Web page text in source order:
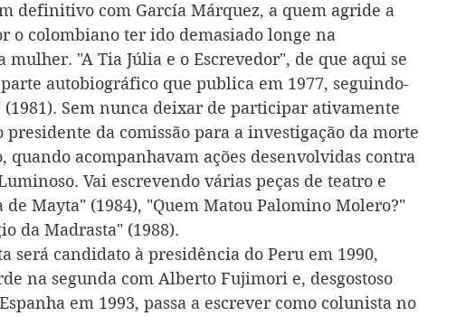
definitivo com García Márquez, a quem agride a
o colombiano ter ido demasiado longe na
"A Tia Júlia e o Escrevedor", de que aqui se
autobiográfico que publica em 1977, seguindo-
Sem nunca deixar de participar ativamente
da comissão para a investigação da morte
quando acompanhavam ações desenvolvidas contra
Vai escrevendo várias peças de teatro e
de Mayta" (1984), "Quem Matou Palomino Molero?"
da Madrasta" (1988).
será candidato à presidência do Peru em 1990,
na segunda com Alberto Fujimori e, desgostoso
em 1993, passa a escrever como colunista no